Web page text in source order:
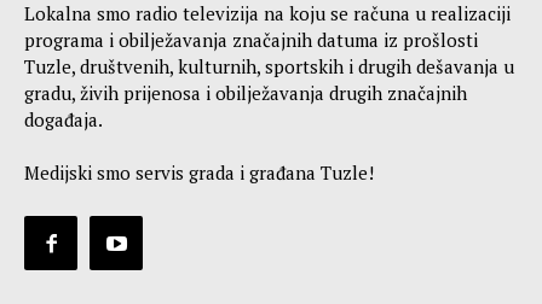
Lokalna smo radio televizija na koju se računa u realizaciji
programa i obilježavanja značajnih datuma iz prošlosti
Tuzle, društvenih, kulturnih, sportskih i drugih dešavanja u
gradu, živih prijenosa i obilježavanja drugih značajnih
događaja.
Medijski smo servis grada i građana Tuzle!